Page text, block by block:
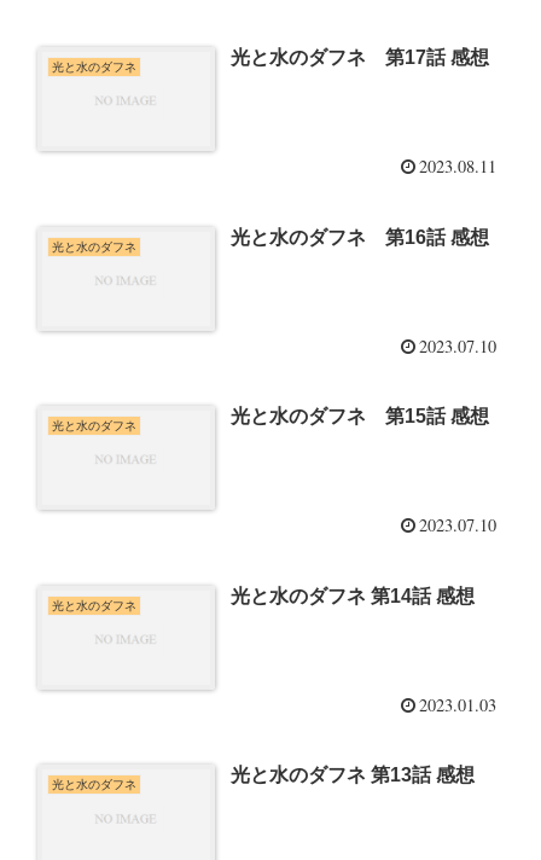
光と水のダフネ 光と水のダフネ 第17話 感想
2023.08.11
光と水のダフネ 光と水のダフネ 第16話 感想
2023.07.10
光と水のダフネ 光と水のダフネ 第15話 感想
2023.07.10
光と水のダフネ 光と水のダフネ 第14話 感想
2023.01.03
光と水のダフネ 光と水のダフネ 第13話 感想